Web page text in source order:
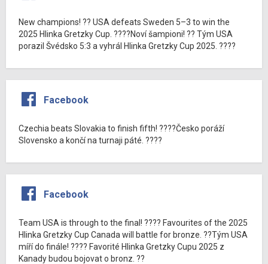
New champions! ?? USA defeats Sweden 5–3 to win the
2025 Hlinka Gretzky Cup. ????Noví šampioni! ?? Tým USA
porazil Švédsko 5:3 a vyhrál Hlinka Gretzky Cup 2025. ????
Facebook
Czechia beats Slovakia to finish fifth! ????Česko poráží
Slovensko a končí na turnaji páté. ????
Facebook
Team USA is through to the final! ???? Favourites of the 2025
Hlinka Gretzky Cup Canada will battle for bronze. ??Tým USA
míří do finále! ???? Favorité Hlinka Gretzky Cupu 2025 z
Kanady budou bojovat o bronz. ??